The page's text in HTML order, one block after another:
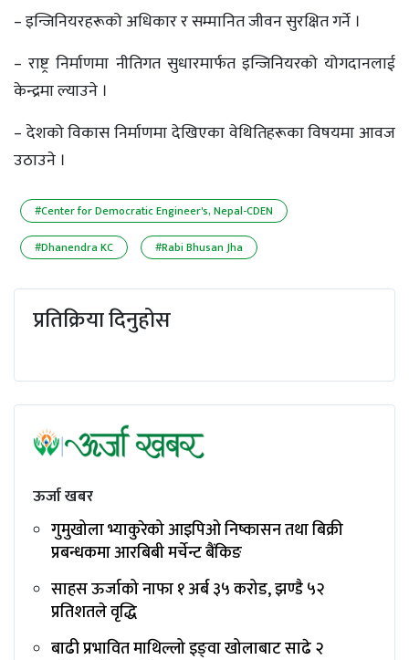
– इन्जिनियरहरूको अधिकार र सम्मानित जीवन सुरक्षित गर्ने ।
– राष्ट्र निर्माणमा नीतिगत सुधारमार्फत इन्जिनियरको योगदानलाई
केन्द्रमा ल्याउने ।
– देशको विकास निर्माणमा देखिएका वेथितिहरूका विषयमा आवज
उठाउने ।
#Center for Democratic Engineer's, Nepal-CDEN
#Dhanendra KC
#Rabi Bhusan Jha
प्रतिक्रिया दिनुहोस
ऊर्जा खबर
गुमुखोला भ्याकुरेको आइपिओ निष्कासन तथा बिक्री
प्रबन्धकमा आरबिबी मर्चेन्ट बैंकिङ
साहस ऊर्जाको नाफा १ अर्ब ३५ करोड, झण्डै ५२
प्रतिशतले वृद्धि
बाढी प्रभावित माथिल्लो इङ्‌वा खोलाबाट साढे २